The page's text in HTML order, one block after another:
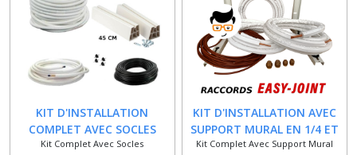
KIT D'INSTALLATION
COMPLET AVEC SOCLES
POUR CLIMATISEUR QUADRI
Kit Complet Avec Socles
KIT D'INSTALLATION AVEC
SUPPORT MURAL EN 1/4 ET
3/8 - 15 METRES
Kit Complet Avec Support Mural